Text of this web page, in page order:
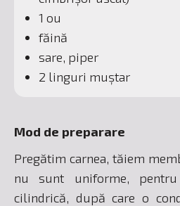
1 ou
făină
sare, piper
2 linguri muștar
Mod de preparare
Pregătim carnea, tăiem
nu sunt uniforme,
cilindrică, după care o